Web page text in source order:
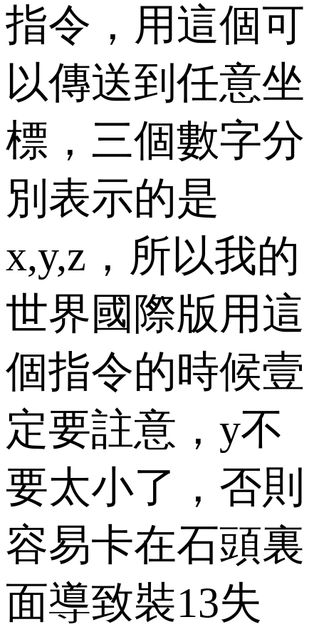
指令，用這個可
以傳送到任意坐
標，三個數字分
別表示的是
x,y,z，所以我的
世界國際版用這
個指令的時候壹
定要註意，y不
要太小了，否則
容易卡在石頭裏
面導致裝13失